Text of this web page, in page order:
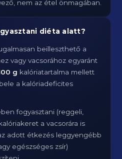
nem az étel önmagában.
diéta alatt?
beilleszthető a
vagy vacsorához egyaránt
g kalóriatartalma mellett
a kalóriadeficites
fogyasztani (reggeli,
a vacsorára is
adott étkezés leggyengébb
egészséges zsír)